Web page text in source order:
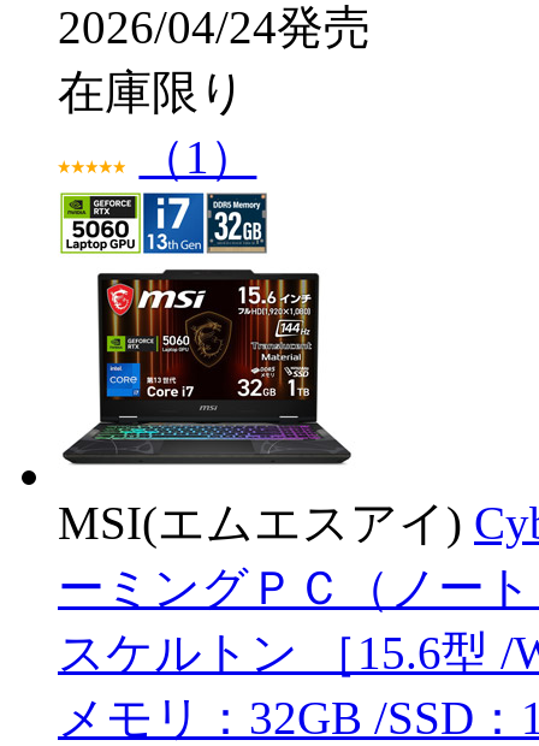
2026/04/24発売
在庫限り
（1）
MSI(エムエスアイ)
ーミングＰＣ（ノー
スケルトン ［15.6型 /
メモリ：32GB /SSD